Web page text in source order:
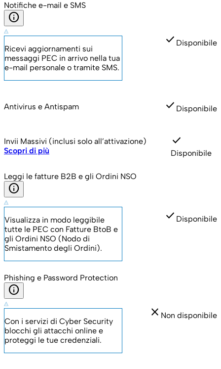
Notifiche e-mail e SMS
info
Ricevi aggiornamenti sui
messaggi PEC in arrivo nella tua
e-mail personale o tramite SMS.
check Disponibile
Antivirus e Antispam check Disponibile
Invii Massivi (inclusi solo all’attivazione)
Scopri di più
check
Disponibile
Leggi le fatture B2B e gli Ordini NSO
info
Visualizza in modo leggibile
tutte le PEC con Fatture BtoB e
gli Ordini NSO (Nodo di
Smistamento degli Ordini).
check Disponibile
Phishing e Password Protection
info
Con i servizi di Cyber Security
blocchi gli attacchi online e
proteggi le tue credenziali.
close Non disponibile